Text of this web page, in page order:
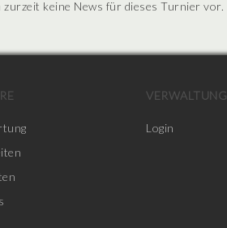
zurzeit keine News für dieses Turnier vor.
VERWALTUNG
Login